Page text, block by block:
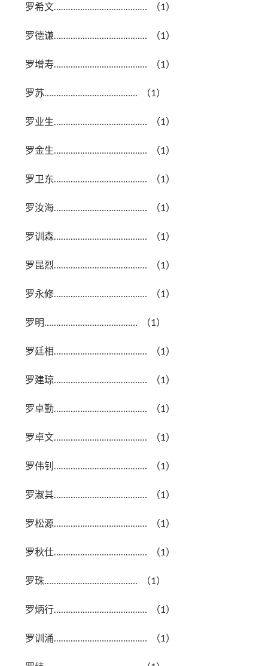
罗希文………………………………… （1）
罗德谦………………………………… （1）
罗增寿………………………………… （1）
罗苏………………………………… （1）
罗业生………………………………… （1）
罗金生………………………………… （1）
罗卫东………………………………… （1）
罗汝海………………………………… （1）
罗训森………………………………… （1）
罗昆烈………………………………… （1）
罗永修………………………………… （1）
罗明………………………………… （1）
罗廷相………………………………… （1）
罗建琼………………………………… （1）
罗卓勤………………………………… （1）
罗卓文………………………………… （1）
罗伟钊………………………………… （1）
罗淑其………………………………… （1）
罗松源………………………………… （1）
罗秋仕………………………………… （1）
罗珠………………………………… （1）
罗炳行………………………………… （1）
罗训涌………………………………… （1）